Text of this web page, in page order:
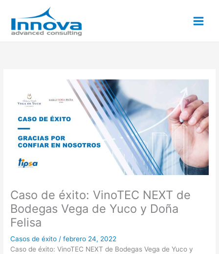
contenido
Caso de éxito: VinoTEC NEXT de
Bodegas Vega de Yuco y Doña
Felisa
Casos de éxito /febrero 24, 2022
Caso de éxito: VinoTEC NEXT de Bodegas Vega de Yuco y